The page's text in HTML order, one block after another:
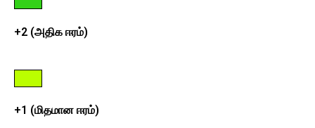
+2 (அதிக ஈரம்)
+1 (மிதமான ஈரம்)